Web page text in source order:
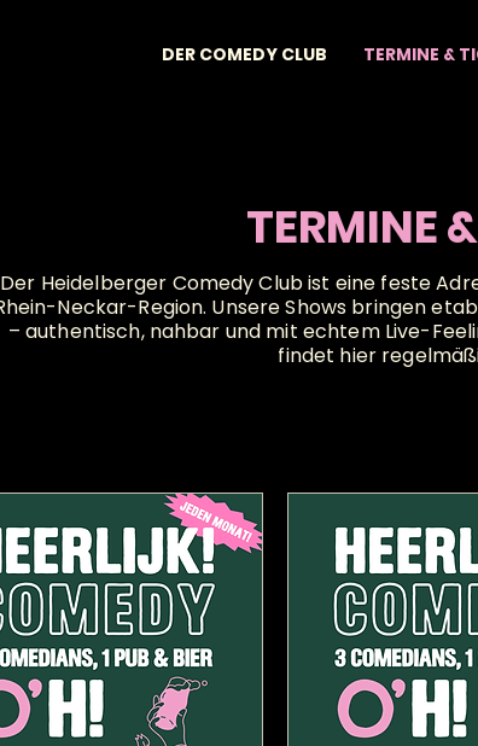
DER COMEDY CLUB TERMINE &
TERMINE
Der Heidelberger Comedy Club ist eine feste
Neckar-Region. Unsere Shows bringen
– authentisch, nahbar und mit echtem Live-
findet hier
Bevorstehende